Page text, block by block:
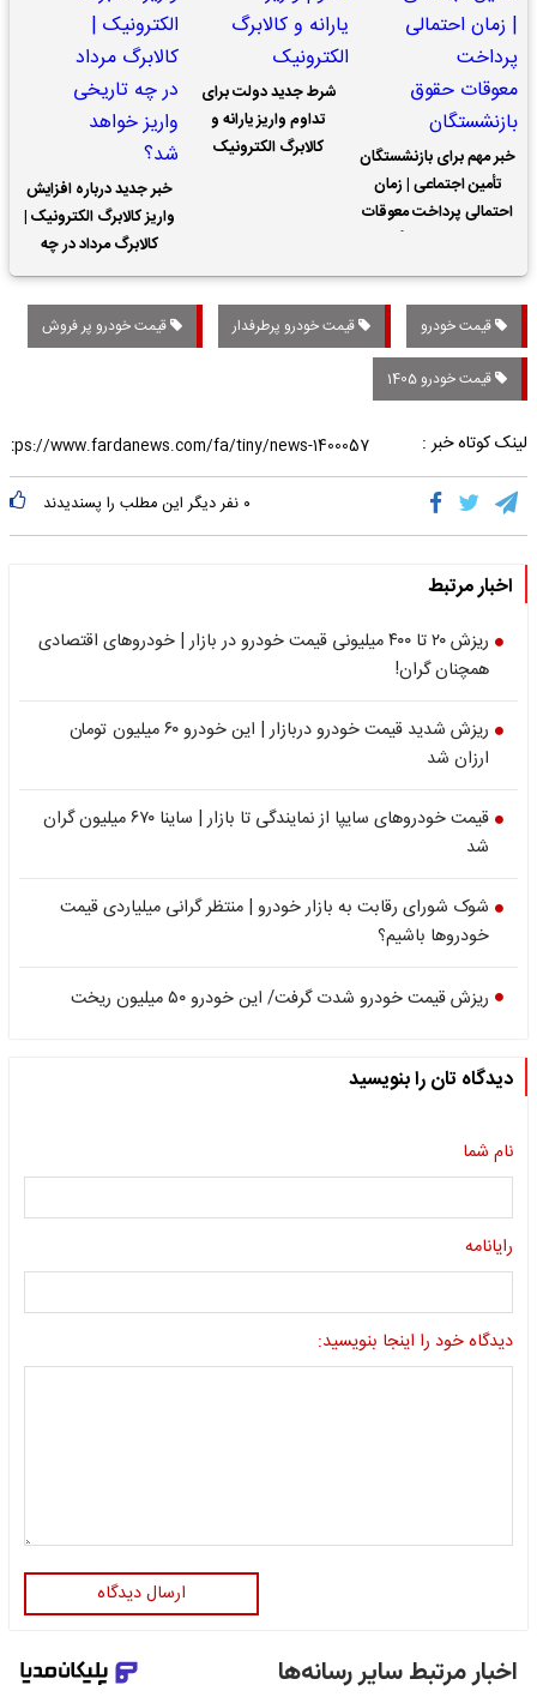
خبر مهم برای بازنشستگان
تأمین اجتماعی | زمان
احتمالی پرداخت معوقات
شرط جدید دولت برای
تداوم واریز یارانه و
کالابرگ الکترونیک
خبر جدید درباره افزایش
واریز کالابرگ الکترونیک |
کالابرگ مرداد در چه
تاریخی واریز خواهد شد؟
قیمت خودرو قیمت خودرو پرطرفدار قیمت خودرو پر فروش
قیمت خودرو 1405
لینک کوتاه خبر :
۰ نفر دیگر این مطلب را پسندیدند
اخبار مرتبط
ریزش ۲۰ تا ۴۰۰ میلیونی قیمت خودرو در بازار | خودروهای اقتصادی
همچنان گران!
ریزش شدید قیمت خودرو دربازار | این خودرو ۶۰ میلیون تومان
ارزان شد
قیمت خودروهای سایپا از نمایندگی تا بازار | ساینا ۶۷۰ میلیون گران
شد
شوک شورای رقابت به بازار خودرو | منتظر گرانی میلیاردی قیمت
خودروها باشیم؟
ریزش قیمت خودرو شدت گرفت/ این خودرو ۵۰ میلیون ریخت
دیدگاه تان را بنویسید
نام شما
رایانامه
دیدگاه خود را اینجا بنویسید:
ارسال دیدگاه